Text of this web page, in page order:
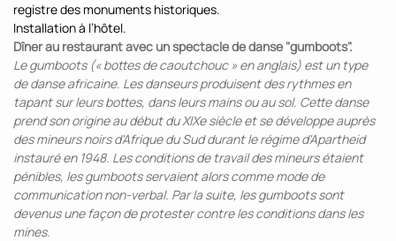
registre des monuments historiques.
Installation à l’hôtel.
Dîner au restaurant avec un spectacle de danse "gumboots".
Le gumboots (« bottes de caoutchouc » en anglais) est un type
de danse africaine. Les danseurs produisent des rythmes en
tapant sur leurs bottes, dans leurs mains ou au sol. Cette danse
prend son origine au début du XIXe siècle et se développe auprès
des mineurs noirs d'Afrique du Sud durant le régime d'Apartheid
instauré en 1948. Les conditions de travail des mineurs étaient
pénibles, les gumboots servaient alors comme mode de
communication non-verbal. Par la suite, les gumboots sont
devenus une façon de protester contre les conditions dans les
mines.